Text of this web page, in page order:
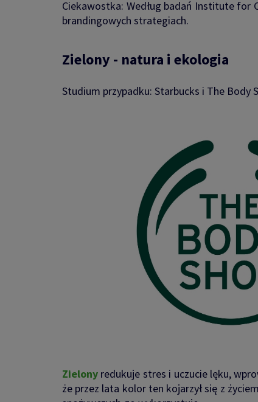
Ciekawostka: Według badań Institute for
brandingowych strategiach.
Zielony - natura i ekologia
Studium przypadku: Starbucks i The Body
Zielony redukuje stres i uczucie lęku,
że przez lata kolor ten kojarzył się z